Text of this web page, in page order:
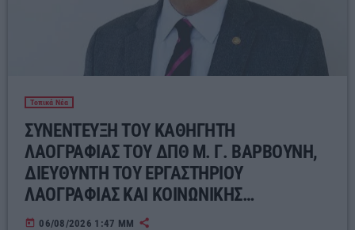
Τοπικά Νέα
ΣΥΝΕΝΤΕΥΞΗ ΤΟΥ ΚΑΘΗΓΗΤΗ
ΛΑΟΓΡΑΦΙΑΣ ΤΟΥ ΔΠΘ Μ. Γ. ΒΑΡΒΟΥΝΗ,
ΔΙΕΥΘΥΝΤΗ ΤΟΥ ΕΡΓΑΣΤΗΡΙΟΥ
ΛΑΟΓΡΑΦΙΑΣ ΚΑΙ ΚΟΙΝΩΝΙΚΗΣ
ΑΝΘΡΩΠΟΛΟΓΙΑΣ ΓΙΑ ΤΟΝ ΣΥΓΧΡΟΝΟ
today 06/08/2026 1:47 ΜΜ